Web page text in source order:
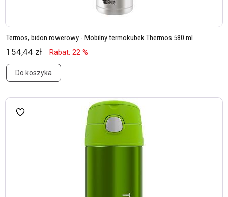
Termos, bidon rowerowy - Mobilny termokubek Thermos 580 ml
154,44 zł Rabat: 22 %
Do koszyka